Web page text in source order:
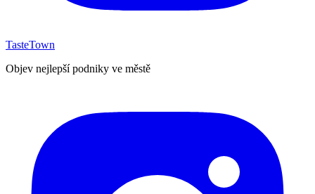
TasteTown
Objev nejlepší podniky ve městě